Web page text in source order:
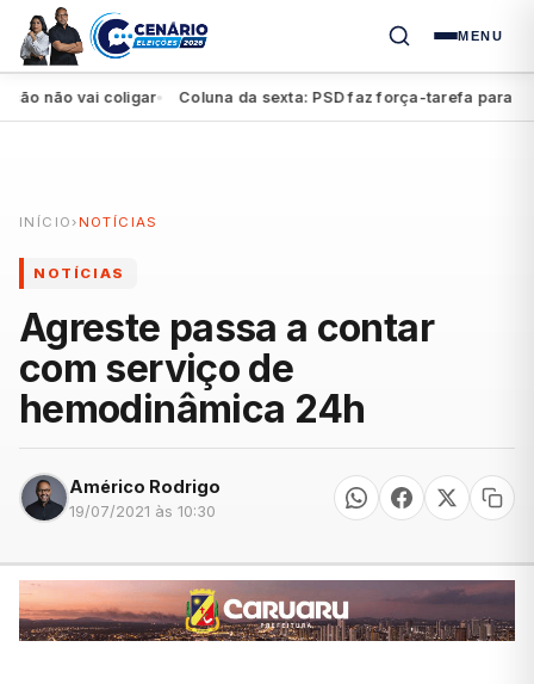
MENU
não vai coligar● Coluna da sexta: PSD faz força-tarefa para
INÍCIO › NOTÍCIAS
NOTÍCIAS
Agreste passa a contar
com serviço de
hemodinâmica 24h
Américo Rodrigo
19/07/2021 às 10:30